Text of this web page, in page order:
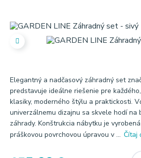
Elegantný a nadčasový záhradný set
predstavuje ideálne riešenie pre
klasiky, moderného štýlu a praktickosti.
univerzálnemu dizajnu sa skvele hodí na
záhrady. Konštrukcia nábytku je
práškovou povrchovou úpravou v ... Čítaj